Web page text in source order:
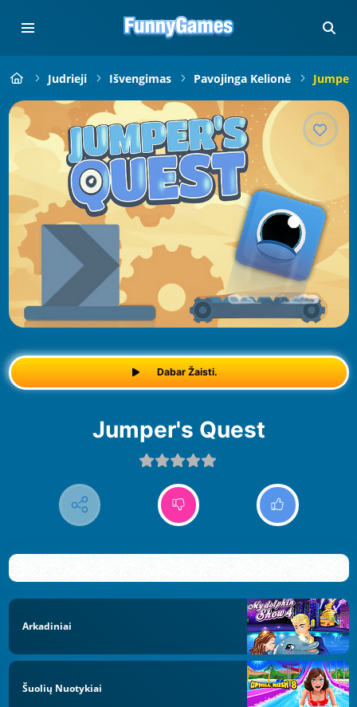
Judrieji Išvengimas Pavojinga Kelionė
Dabar Žaisti.
Jumper's Quest
Arkadiniai
Šuolių Nuotykiai